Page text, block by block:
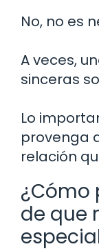
No, no es
A veces,
sinceras
Lo
provenga
relación
¿Cómo
de que